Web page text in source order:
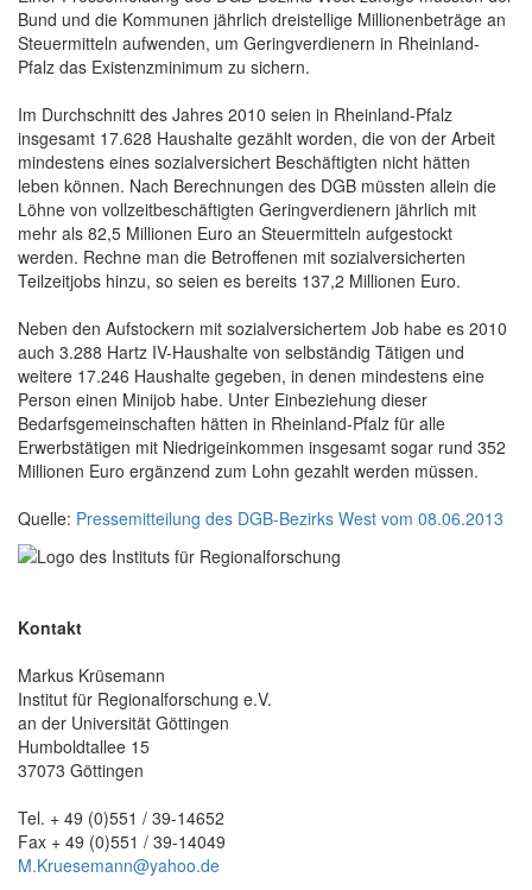
Bund und die Kommunen jährlich dreistellige Millionenbeträge an
Steuermitteln aufwenden, um Geringverdienern in Rheinland-
Pfalz das Existenzminimum zu sichern.
Im Durchschnitt des Jahres 2010 seien in Rheinland-Pfalz
insgesamt 17.628 Haushalte gezählt worden, die von der Arbeit
mindestens eines sozialversichert Beschäftigten nicht hätten
leben können. Nach Berechnungen des DGB müssten allein die
Löhne von vollzeitbeschäftigten Geringverdienern jährlich mit
mehr als 82,5 Millionen Euro an Steuermitteln aufgestockt
werden. Rechne man die Betroffenen mit sozialversicherten
Teilzeitjobs hinzu, so seien es bereits 137,2 Millionen Euro.
Neben den Aufstockern mit sozialversichertem Job habe es 2010
auch 3.288 Hartz IV-Haushalte von selbständig Tätigen und
weitere 17.246 Haushalte gegeben, in denen mindestens eine
Person einen Minijob habe. Unter Einbeziehung dieser
Bedarfsgemeinschaften hätten in Rheinland-Pfalz für alle
Erwerbstätigen mit Niedrigeinkommen insgesamt sogar rund 352
Millionen Euro ergänzend zum Lohn gezahlt werden müssen.
Quelle: Pressemitteilung des DGB-Bezirks West vom 08.06.2013
Kontakt
Markus Krüsemann
Institut für Regionalforschung e.V.
an der Universität Göttingen
Humboldtallee 15
37073 Göttingen
Tel. + 49 (0)551 / 39-14652
Fax + 49 (0)551 / 39-14049
M.Kruesemann@yahoo.de